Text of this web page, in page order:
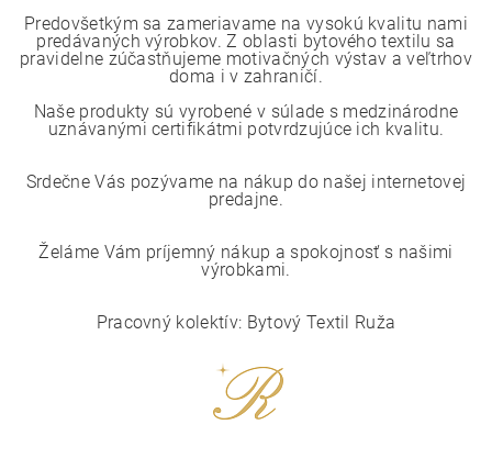
Predovšetkým sa zameriavame na vysokú kvalitu nami
predávaných výrobkov. Z oblasti bytového textilu sa
pravidelne zúčastňujeme motivačných výstav a veľtrhov
doma i v zahraničí.
Naše produkty sú vyrobené v súlade s medzinárodne
uznávanými certifikátmi potvrdzujúce ich kvalitu.
Srdečne Vás pozývame na nákup do našej internetovej
predajne.
Želáme Vám príjemný nákup a spokojnosť s našimi
výrobkami.
Pracovný kolektív: Bytový Textil Ruža